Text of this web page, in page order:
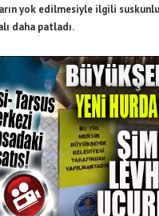
yok edilmesiyle ilgili
daha patladı.